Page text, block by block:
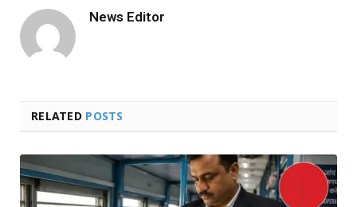
News Editor
RELATED POSTS